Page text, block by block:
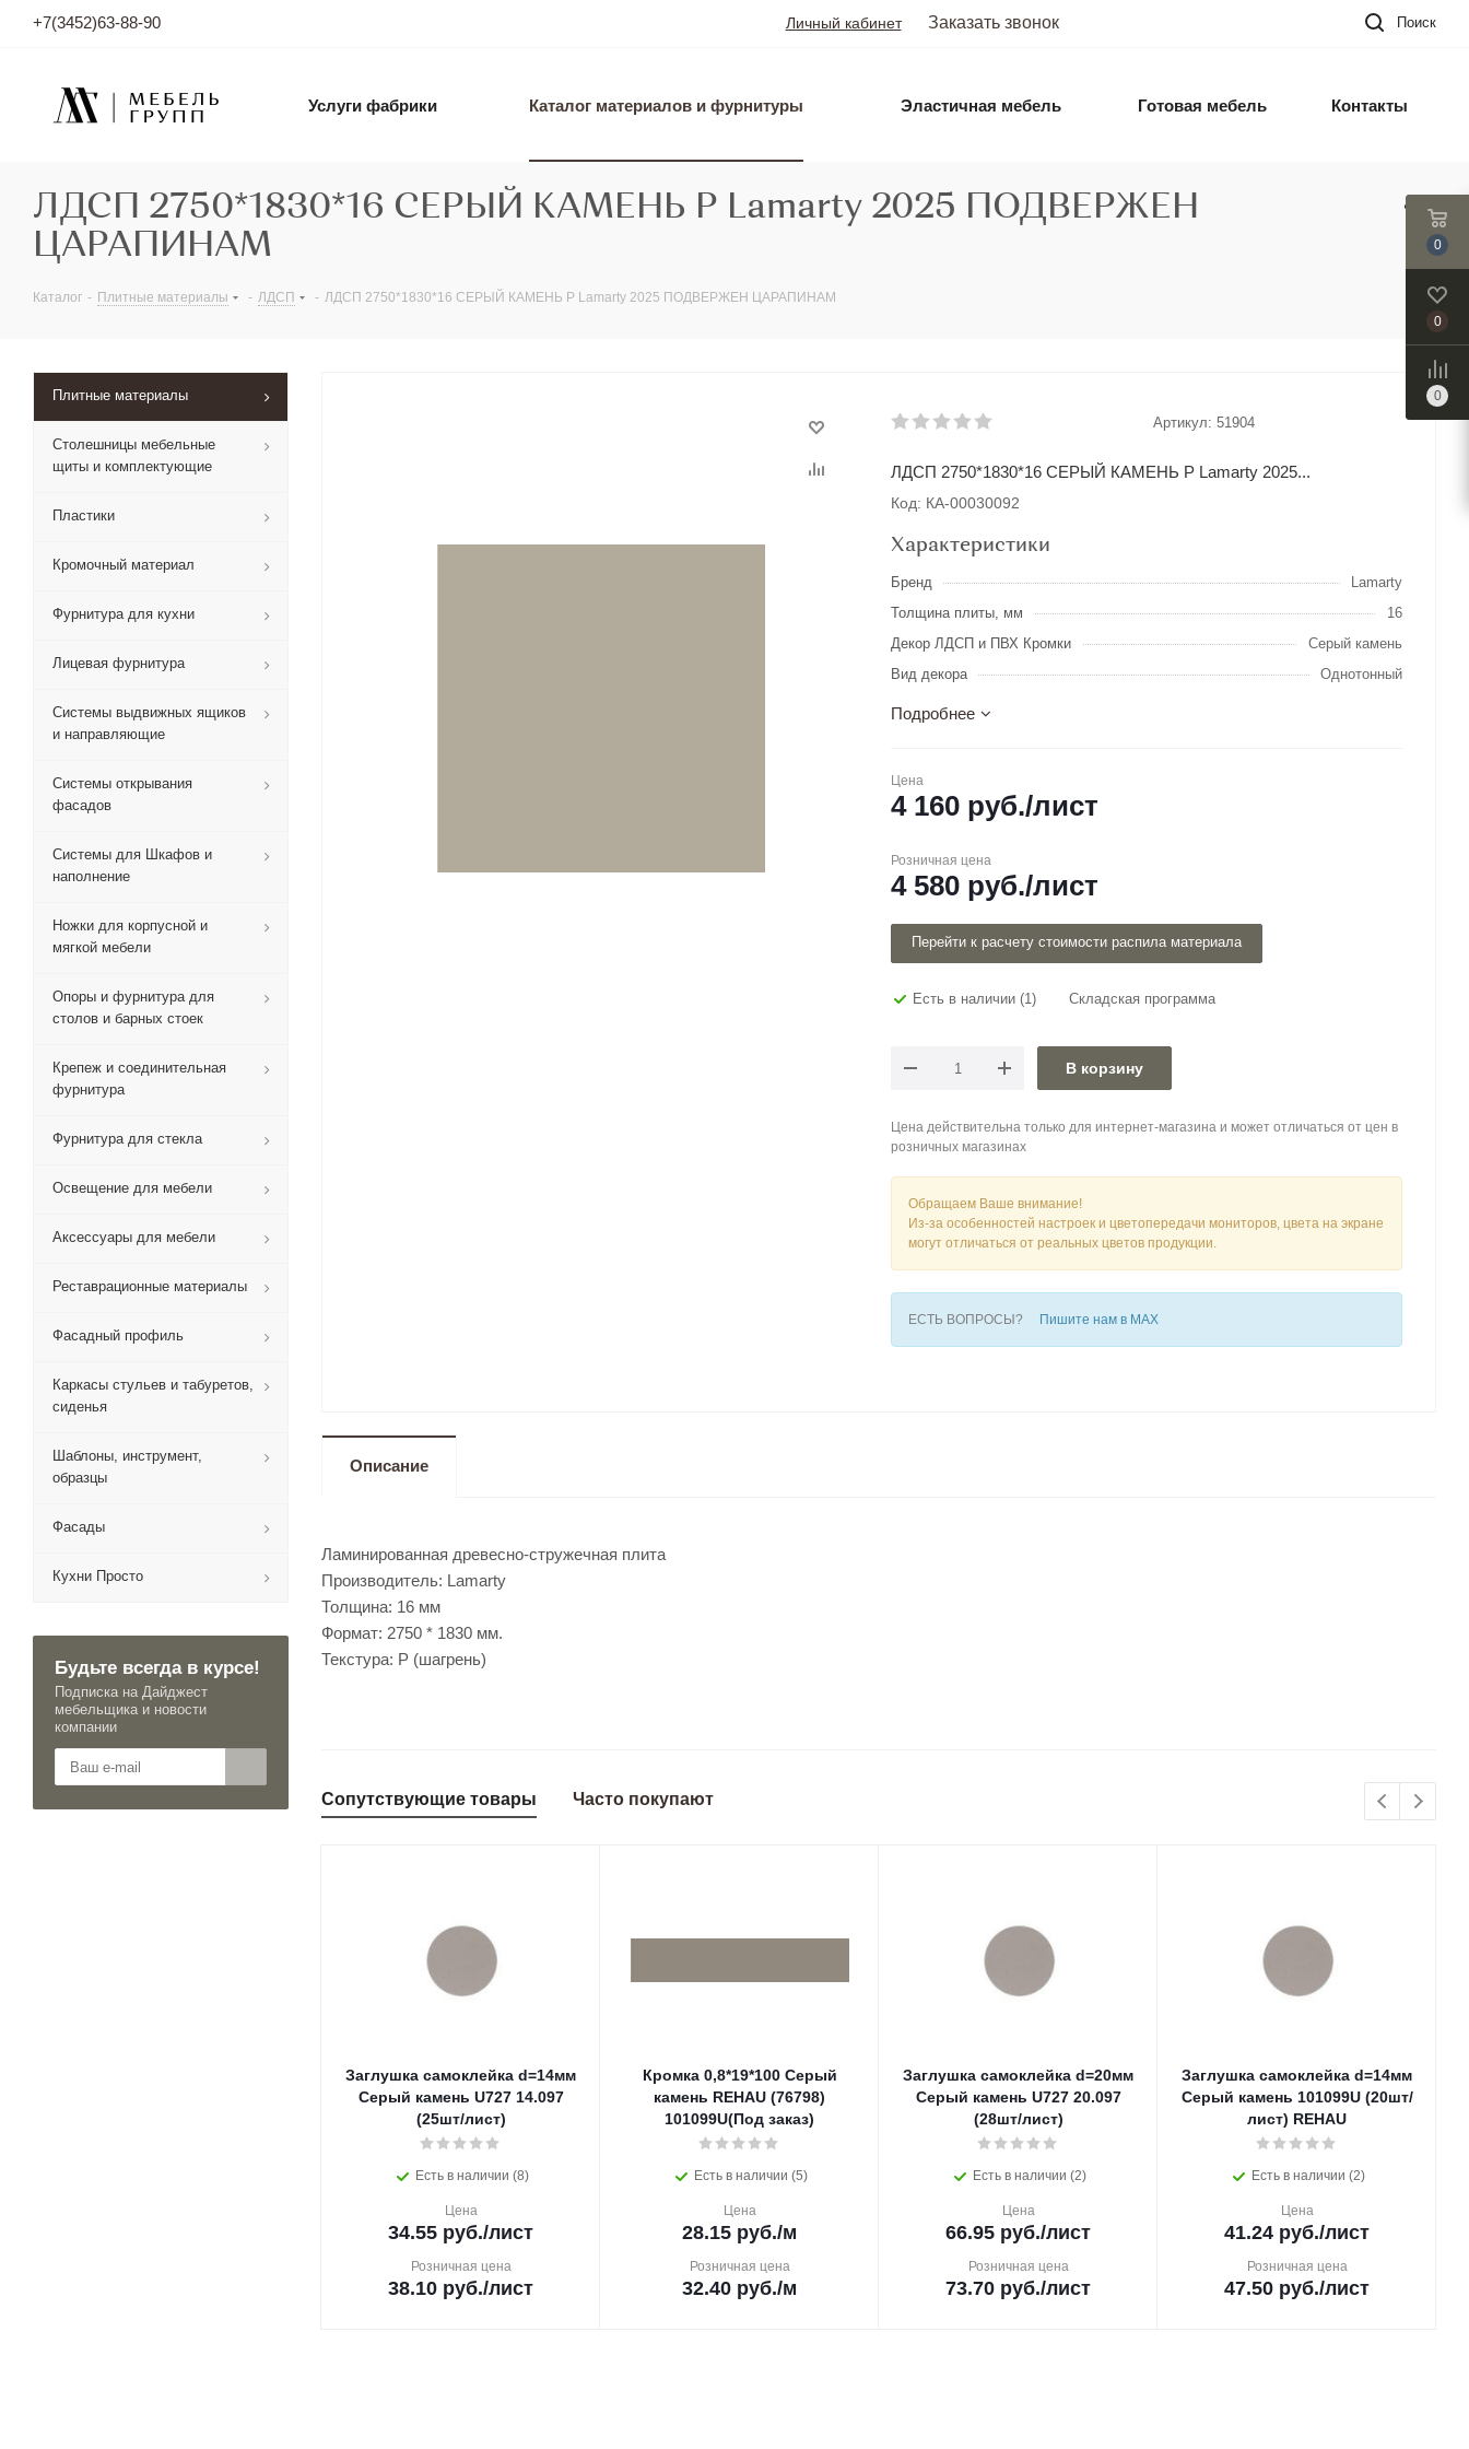
+7(3452)63-88-90 Личный кабинет Заказать звонок Поиск
Услуги фабрики Каталог материалов и фурнитуры Эластичная мебель Готовая мебель Контакты
ЛДСП 2750*1830*16 СЕРЫЙ КАМЕНЬ Р Lamarty 2025 ПОДВЕРЖЕН
ЦАРАПИНАМ
Каталог - Плитные материалы - ЛДСП - ЛДСП 2750*1830*16 СЕРЫЙ КАМЕНЬ Р Lamarty 2025 ПОДВЕРЖЕН ЦАРАПИНАМ
Артикул: 51904
ЛДСП 2750*1830*16 СЕРЫЙ КАМЕНЬ Р Lamarty 2025...
Код: КА-00030092
Характеристики
Бренд
Lamarty
Толщина плиты, мм
16
Декор ЛДСП и ПВХ Кромки
Серый камень
Вид декора
Однотонный
Подробнее
Цена
4 160 руб./лист
Розничная цена
4 580 руб./лист
Перейти к расчету стоимости распила материала
Есть в наличии (1) Складская программа
В корзину
Цена действительна только для интернет-магазина и может отличаться от цен в
розничных магазинах
Обращаем Ваше внимание!
Из-за особенностей настроек и цветопередачи мониторов, цвета на экране
могут отличаться от реальных цветов продукции.
ЕСТЬ ВОПРОСЫ? Пишите нам в MAX
Описание
Ламинированная древесно-стружечная плита
Производитель: Lamarty
Толщина: 16 мм
Формат: 2750 * 1830 мм.
Текстура: Р (шагрень)
Сопутствующие товары Часто покупают
Заглушка самоклейка d=14мм
Серый камень U727 14.097
(25шт/лист)
Есть в наличии (8)
Цена
34.55 руб./лист
Розничная цена
38.10 руб./лист
Кромка 0,8*19*100 Серый
камень REHAU (76798)
101099U(Под заказ)
Есть в наличии (5)
Цена
28.15 руб./м
Розничная цена
32.40 руб./м
Заглушка самоклейка d=20мм
Серый камень U727 20.097
(28шт/лист)
Есть в наличии (2)
Цена
66.95 руб./лист
Розничная цена
73.70 руб./лист
Заглушка самоклейка d=14мм
Серый камень 101099U (20шт/
лист) REHAU
Есть в наличии (2)
Цена
41.24 руб./лист
Розничная цена
47.50 руб./лист
Плитные материалы
Столешницы мебельные
щиты и комплектующие
Пластики
Кромочный материал
Фурнитура для кухни
Лицевая фурнитура
Системы выдвижных ящиков
и направляющие
Системы открывания
фасадов
Системы для Шкафов и
наполнение
Ножки для корпусной и
мягкой мебели
Опоры и фурнитура для
столов и барных стоек
Крепеж и соединительная
фурнитура
Фурнитура для стекла
Освещение для мебели
Аксессуары для мебели
Реставрационные материалы
Фасадный профиль
Каркасы стульев и табуретов,
сиденья
Шаблоны, инструмент,
образцы
Фасады
Кухни Просто
Будьте всегда в курсе!
Подписка на Дайджест
мебельщика и новости
компании
0
0
0